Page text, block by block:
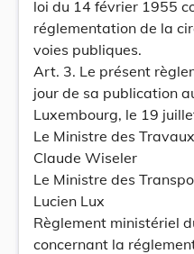
loi du 14 février 1955
réglementation de la
voies publiques.
Art. 3. Le présent
jour de sa publication
Luxembourg, le 19
Le Ministre des
Claude Wiseler
Le Ministre des
Lucien Lux
Règlement ministériel
concernant la